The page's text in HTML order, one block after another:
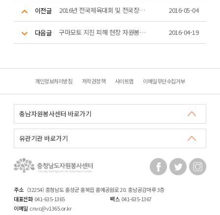
이전글 2016년 전국체육대회 및 전국장애인체육대회 자원봉사 운영 기간제근로자 채용 공고 2016-05-04
다음글 구마모토 지진 피해 현장 자원봉사단 파견 관련 안내 2016-04-19
개인정보처리방침 저작권정책 사이트맵 이메일무단수집거부
주소 (32254) 충청남도 홍성군 홍북읍 홍예공원로 20. 충남공감마루 3층
대표전화 041-635-1365 팩스 041-635-1367
이메일 cnvc@v1365.or.kr